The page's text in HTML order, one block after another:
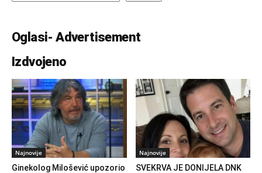
Oglasi- Advertisement
Izdvojeno
Najnovije
Ginekolog Milošević upozorio
Najnovije
SVEKRVA JE DONIJELA DNK